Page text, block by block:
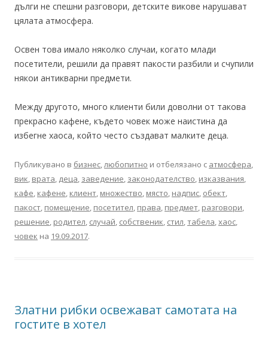
дълги не спешни разговори, детските викове нарушават
цялата атмосфера.
Освен това имало няколко случаи, когато млади
посетители, решили да правят пакости разбили и счупили
някои антикварни предмети.
Между другото, много клиенти били доволни от такова
прекрасно кафене, където човек може наистина да
избегне хаоса, който често създават малките деца.
Публикувано в бизнес,любопитно и отбелязано с атмосфера,
вик, врата, деца, заведение, законодателство, изказвания,
кафе, кафене, клиент, множество, място, надпис, обект,
пакост, помещение, посетител, права, предмет, разговори,
решение, родител, случай, собственик, стил,табела,хаос,
човек на 19.09.2017.
Златни рибки освежават самотата на
гостите в хотел